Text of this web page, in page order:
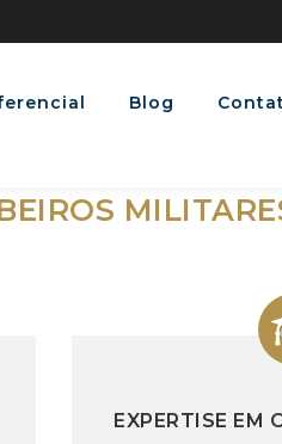
Blog
EXPERTISE EM